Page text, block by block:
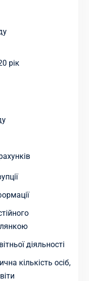
рік
діяльності
кількість осіб,